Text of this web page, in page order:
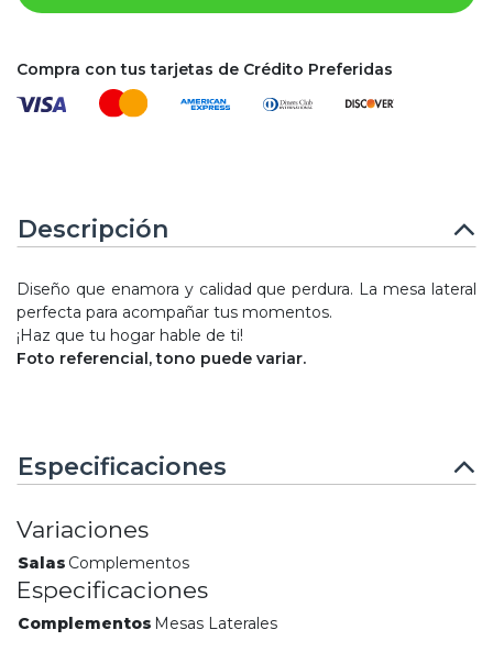
Compra con tus tarjetas de Crédito Preferidas
Descripción
Diseño que enamora y calidad que perdura. La mesa lateral
perfecta para acompañar tus momentos.
¡Haz que tu hogar hable de ti!
Foto referencial, tono puede variar.
Especificaciones
Variaciones
Salas Complementos
Especificaciones
Complementos Mesas Laterales